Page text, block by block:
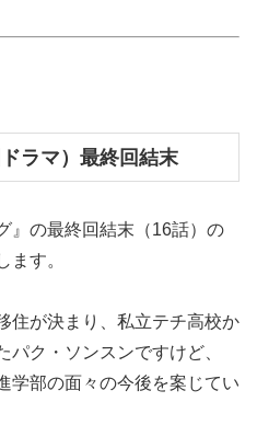
ラマ）最終回結末
』の最終回結末（16話）の
ます。
住が決まり、私立テチ高校か
パク・ソンスンですけど、
学部の面々の今後を案じてい